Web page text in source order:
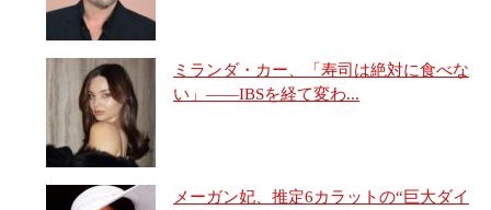
ミランダ・カー、「寿司は絶対に食べな
い」――IBSを経て変わ...
メーガン妃、推定6カラットの“巨大ダイ